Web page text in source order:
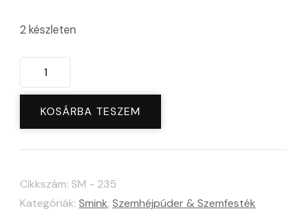
2 készleten
Revolution
X
Shadow
Palette
-
You'll
KOSÁRBA TESZEM
Cikkszám: SM - 235
Kategóriák: Smink, Szemhéjpúder & Szemfesték